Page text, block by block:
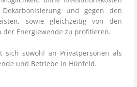
und gegen den
sowie gleichzeitig von den
der Energiewende zu profitieren.
sich sowohl an Privatpersonen als
und Betriebe in Hünfeld.